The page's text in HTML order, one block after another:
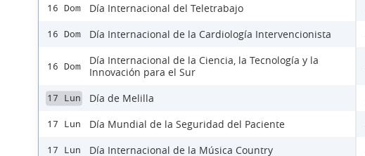
16 Dom Día Internacional del Teletrabajo
16 Dom Día Internacional de la Cardiología Intervencionista
16 Dom
Día Internacional de la Ciencia, la Tecnología y la
Innovación para el Sur
17 Lun Día de Melilla
17 Lun Día Mundial de la Seguridad del Paciente
17 Lun Día Internacional de la Música Country